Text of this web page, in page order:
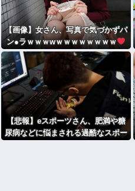
【画像】女さん、写真で気づかずパ
ン●ラｗｗｗwｗｗｗｗｗｗｗｗ
【悲報】eスポーツさん、肥満や糖
尿病などに悩まされる過酷なスポー